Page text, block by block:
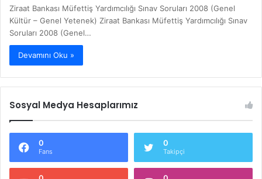
Ziraat Bankası Müfettiş Yardımcılığı Sınav Soruları 2008 (Genel
Kültür – Genel Yetenek) Ziraat Bankası Müfettiş Yardımcılığı Sınav
Soruları 2008 (Genel…
Devamını Oku »
Sosyal Medya Hesaplarımız
0
Fans
0
Takipçi